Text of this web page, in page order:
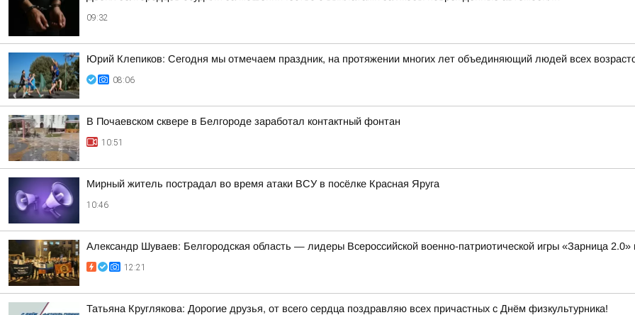
09:32
Юрий Клепиков: Сегодня мы отмечаем праздник, на протяжении многих лет объединяющий людей всех
08:06
В Почаевском сквере в Белгороде заработал контактный фонтан
10:51
Мирный житель пострадал во время атаки ВСУ в посёлке Красная Яруга
10:46
Александр Шуваев: Белгородская область — лидеры Всероссийской военно-патриотической игры «Зарница
12:21
Татьяна Круглякова: Дорогие друзья, от всего сердца поздравляю всех причастных с Днём физкультурника!